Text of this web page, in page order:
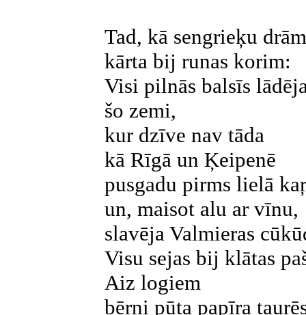
Tad, kā sengrieķu
kārta bij runas korim:
Visi pilnās balsīs
šo zemi,
kur dzīve nav tāda
kā Rīgā un Ķeipenē
pusgadu pirms lielā
un, maisot alu ar vīnu,
slavēja Valmieras
Visu sejas bij klātas
Aiz logiem
bērni pūta papīra